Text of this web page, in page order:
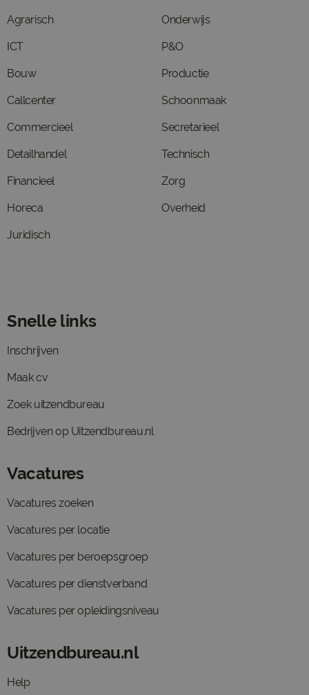
Agrarisch
ICT
Bouw
Callcenter
Commercieel
Detailhandel
Financieel
Horeca
Juridisch
Onderwijs
P&O
Productie
Schoonmaak
Secretarieel
Technisch
Zorg
Overheid
Snelle links
Inschrijven
Maak cv
Zoek uitzendbureau
Bedrijven op Uitzendbureau.nl
Vacatures
Vacatures zoeken
Vacatures per locatie
Vacatures per beroepsgroep
Vacatures per dienstverband
Vacatures per opleidingsniveau
Uitzendbureau.nl
Help